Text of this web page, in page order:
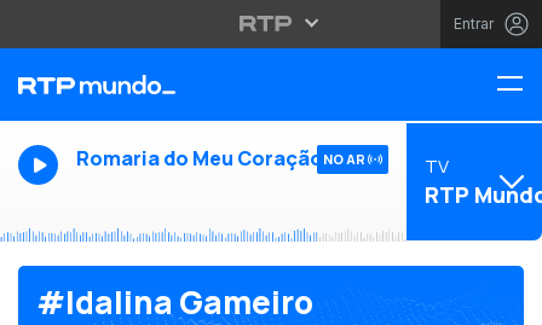
Entrar
Romaria do Meu Coração NO AR TV
RTP
#Idalina Gameiro